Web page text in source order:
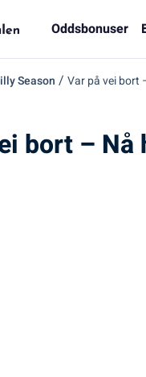
Oddsbonuser
Season / Var på vei bort
bort –